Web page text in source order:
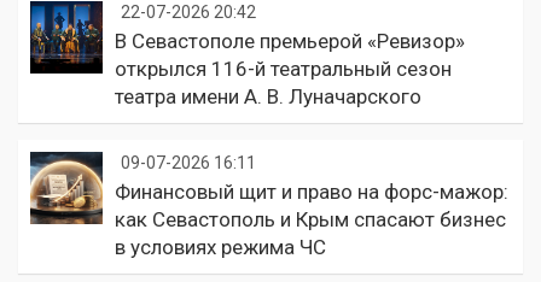
22-07-2026 20:42
В Севастополе премьерой «Ревизор»
открылся 116-й театральный сезон
театра имени А. В. Луначарского
09-07-2026 16:11
Финансовый щит и право на форс-мажор:
как Севастополь и Крым спасают бизнес
в условиях режима ЧС